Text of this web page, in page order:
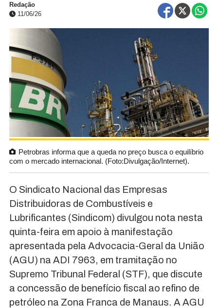
Redação
11/06/26
Petrobras informa que a queda no preço busca o equilíbrio
com o mercado internacional. (Foto:Divulgação/Internet).
O Sindicato Nacional das Empresas
Distribuidoras de Combustíveis e
Lubrificantes (Sindicom) divulgou nota nesta
quinta-feira em apoio à manifestação
apresentada pela Advocacia-Geral da União
(AGU) na ADI 7963, em tramitação no
Supremo Tribunal Federal (STF), que discute
a concessão de benefício fiscal ao refino de
petróleo na Zona Franca de Manaus. A AGU